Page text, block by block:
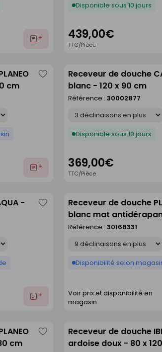
Ajouter
Disponible sous 10 jours
439,00€
TTC/Pièce
cm
Ajouter
Enregistrer
comme
Receveur de douche
blanc - 120 x 90 cm
Référence : 30002877
Disponible sous 10 jours
369,00€
TTC/Pièce
-
Ajouter
Enregistrer
comme
Receveur de douche
blanc mat
90 cm
Référence : 30168331
Disponibilité selon
Voir prix et disponibilité en
magasin
cm
Enregistrer
comme
Receveur de douche
ardoise doux - 80 x